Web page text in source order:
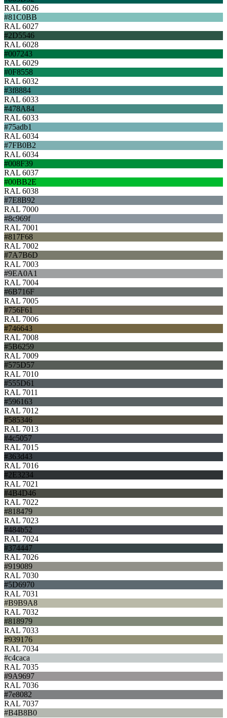
RAL 6026
#81C0BB
RAL 6027
#2D5546
RAL 6028
#007243
RAL 6029
#0F8558
RAL 6032
#3f8884
RAL 6033
#478A84
RAL 6033
#75adb1
RAL 6034
#7FB0B2
RAL 6034
#008F39
RAL 6037
#00BB2E
RAL 6038
#7E8B92
RAL 7000
#8c969f
RAL 7001
#817F68
RAL 7002
#7A7B6D
RAL 7003
#9EA0A1
RAL 7004
#6B716F
RAL 7005
#756F61
RAL 7006
#746643
RAL 7008
#5B6259
RAL 7009
#575D57
RAL 7010
#555D61
RAL 7011
#596163
RAL 7012
#585346
RAL 7013
#4c5057
RAL 7015
#363d43
RAL 7016
#2E3234
RAL 7021
#4B4D46
RAL 7022
#818479
RAL 7023
#484b52
RAL 7024
#374447
RAL 7026
#919089
RAL 7030
#5D6970
RAL 7031
#B9B9A8
RAL 7032
#818979
RAL 7033
#939176
RAL 7034
#c4caca
RAL 7035
#9A9697
RAL 7036
#7e8082
RAL 7037
#B4B8B0